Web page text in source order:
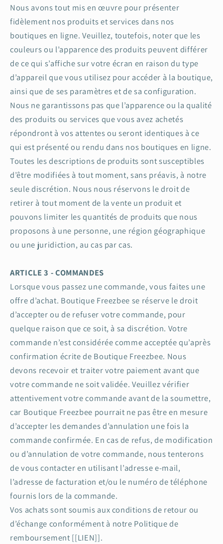
Nous avons tout mis en œuvre pour présenter
fidèlement nos produits et services dans nos
boutiques en ligne. Veuillez, toutefois, noter que les
couleurs ou l’apparence des produits peuvent différer
de ce qui s’affiche sur votre écran en raison du type
d’appareil que vous utilisez pour accéder à la boutique,
ainsi que de ses paramètres et de sa configuration.
Nous ne garantissons pas que l’apparence ou la qualité
des produits ou services que vous avez achetés
répondront à vos attentes ou seront identiques à ce
qui est présenté ou rendu dans nos boutiques en ligne.
Toutes les descriptions de produits sont susceptibles
d’être modifiées à tout moment, sans préavis, à notre
seule discrétion. Nous nous réservons le droit de
retirer à tout moment de la vente un produit et
pouvons limiter les quantités de produits que nous
proposons à une personne, une région géographique
ou une juridiction, au cas par cas.
ARTICLE 3 - COMMANDES
Lorsque vous passez une commande, vous faites une
offre d’achat. Boutique Freezbee se réserve le droit
d’accepter ou de refuser votre commande, pour
quelque raison que ce soit, à sa discrétion. Votre
commande n’est considérée comme acceptée qu’après
confirmation écrite de Boutique Freezbee. Nous
devons recevoir et traiter votre paiement avant que
votre commande ne soit validée. Veuillez vérifier
attentivement votre commande avant de la soumettre,
car Boutique Freezbee pourrait ne pas être en mesure
d’accepter les demandes d’annulation une fois la
commande confirmée. En cas de refus, de modification
ou d’annulation de votre commande, nous tenterons
de vous contacter en utilisant l’adresse e-mail,
l’adresse de facturation et/ou le numéro de téléphone
fournis lors de la commande.
Vos achats sont soumis aux conditions de retour ou
d’échange conformément à notre Politique de
remboursement [[LIEN]].